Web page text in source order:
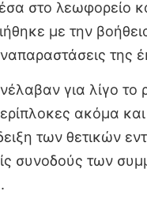
στο λεωφορείο
με την
της
για λίγο
ακόμα
των θετικών
συνοδούς των